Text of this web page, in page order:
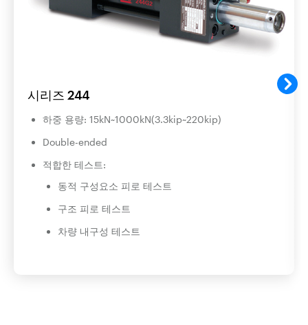
시리즈 244
하중 용량: 15kN~1000kN(3.3kip~220kip)
Double-ended
적합한 테스트:
동적 구성요소 피로 테스트
구조 피로 테스트
차량 내구성 테스트